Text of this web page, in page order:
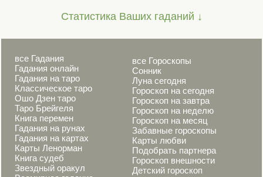
Статистика Ваших гаданий ↓
все Гадания
Гадания онлайн
Гадания на таро
Классическое таро
Ошо Дзен таро
Таро Брейгеля
Книга перемен
Гадания на рунах
Гадания на картах
Карты Ленорман
Книга судеб
Звездный оракул
все Гороскопы
Сонник
Луна сегодня
Гороскоп на сегодня
Гороскоп на завтра
Гороскоп на неделю
Гороскоп на месяц
Забавные гороскопы
Карты любви
Подобрать партнера
Гороскоп внешности
Детский гороскоп